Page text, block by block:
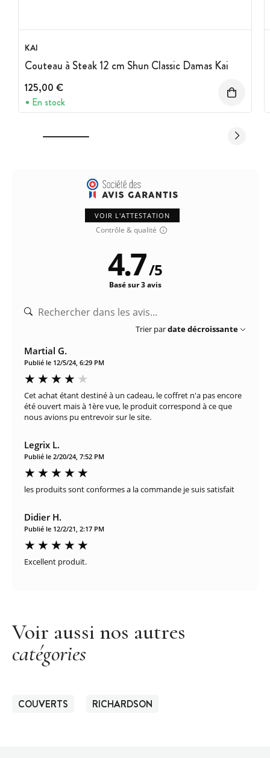
KAI
Couteau à Steak 12 cm Shun Classic Damas Kai
125,00 €
En stock
VOIR L'ATTESTATION
Contrôle & qualité
4.7/5
Basé sur 3 avis
Trier pardate décroissante
Martial G.
Publié le 12/5/24, 6:29 PM
Cet achat étant destiné à un cadeau, le coffret n'a pas encore
été ouvert mais à 1ère vue, le produit correspond à ce que
nous avions pu entrevoir sur le site.
Legrix L.
Publié le 2/20/24, 7:52 PM
les produits sont conformes a la commande je suis satisfait
Didier H.
Publié le 12/2/21, 2:17 PM
Excellent produit.
Voir aussi nos autres
catégories
COUVERTS RICHARDSON